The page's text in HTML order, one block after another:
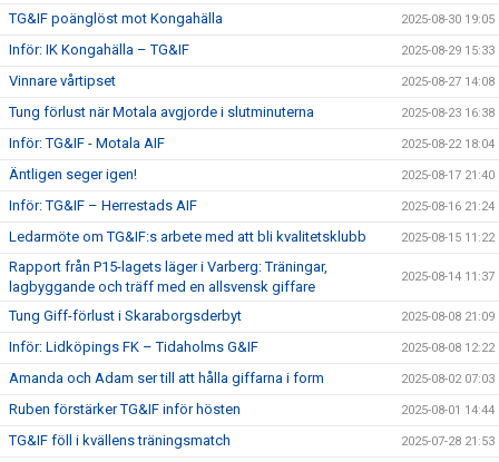
TG&IF poänglöst mot Kongahälla 2025-08-30 19:05
Inför: IK Kongahälla – TG&IF 2025-08-29 15:33
Vinnare vårtipset 2025-08-27 14:08
Tung förlust när Motala avgjorde i slutminuterna 2025-08-23 16:38
Inför: TG&IF - Motala AIF 2025-08-22 18:04
Äntligen seger igen! 2025-08-17 21:40
Inför: TG&IF – Herrestads AIF 2025-08-16 21:24
Ledarmöte om TG&IF:s arbete med att bli kvalitetsklubb 2025-08-15 11:22
Rapport från P15-lagets läger i Varberg: Träningar,
lagbyggande och träff med en allsvensk giffare
2025-08-14 11:37
Tung Giff-förlust i Skaraborgsderbyt 2025-08-08 21:09
Inför: Lidköpings FK – Tidaholms G&IF 2025-08-08 12:22
Amanda och Adam ser till att hålla giffarna i form 2025-08-02 07:03
Ruben förstärker TG&IF inför hösten 2025-08-01 14:44
TG&IF föll i kvällens träningsmatch 2025-07-28 21:53